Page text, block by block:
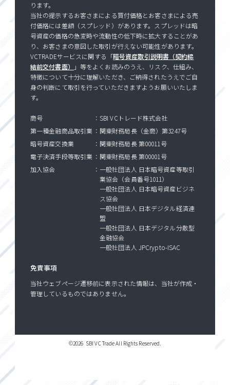
ります。
当社の提示するお客さまによる買付価格とお客さまによる売
付価格には差額（スプレッド）があります。スプレッドは暗
号資産の価格の急変時や流動性の低下時に拡大することがあ
り、お客さまの意図した取引が行えない可能性があります。
VCTRADEサービスに関する「暗号資産取引説明書（契約締
結前交付書面）
」等をよくお読みのうえ、リスク、仕組み、
特徴について十分に理解いただき、ご納得されたうえでご自
身の判断にて取引を行っていただきますようお願いいたしま
す。
商号
SBI VCトレード株式会社
第一種金融商品取引業
関東財務局長（金商）第3247号
暗号資産交換業
関東財務局長 第00011号
電子決済手段等取引業
関東財務局長 第00001号
加入協会
一般社団法人 日本暗号資産等取引
業協会（会員番号1011）
一般社団法人 日本暗号資産ビジネ
ス協会
一般社団法人 日本デジタル経済連
盟
一般社団法人 日本デジタル分散型
金融協会
一般社団法人 JPCrypto-ISAC
免責事項
当社ウェブページ遷移前に表示された情報は、当社が作成・
管理しているものではありません。
©2026 SBI VC Trade All Rights Reserved.